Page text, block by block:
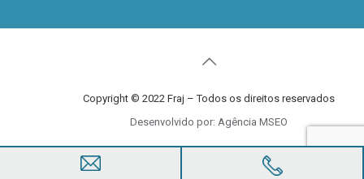
Copyright © 2022 Fraj – Todos os direitos reservados
Desenvolvido por: Agência MSEO